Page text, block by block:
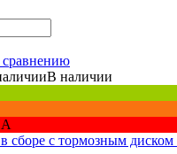
В наличии